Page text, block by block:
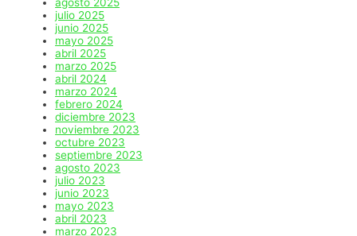
agosto 2025
julio 2025
junio 2025
mayo 2025
abril 2025
marzo 2025
abril 2024
marzo 2024
febrero 2024
diciembre 2023
noviembre 2023
octubre 2023
septiembre 2023
agosto 2023
julio 2023
junio 2023
mayo 2023
abril 2023
marzo 2023